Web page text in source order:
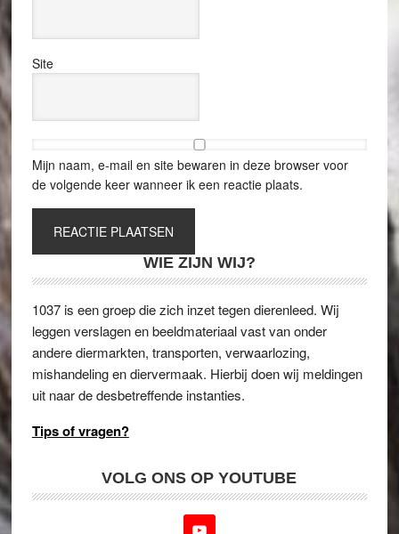
Site
Mijn naam, e-mail en site bewaren in deze browser voor
de volgende keer wanneer ik een reactie plaats.
WIE ZIJN WIJ?
1037 is een groep die zich inzet tegen dierenleed. Wij
leggen verslagen en beeldmateriaal vast van onder
andere diermarkten, transporten, verwaarlozing,
mishandeling en diervermaak. Hierbij doen wij meldingen
uit naar de desbetreffende instanties.
Tips of vragen?
VOLG ONS OP YOUTUBE